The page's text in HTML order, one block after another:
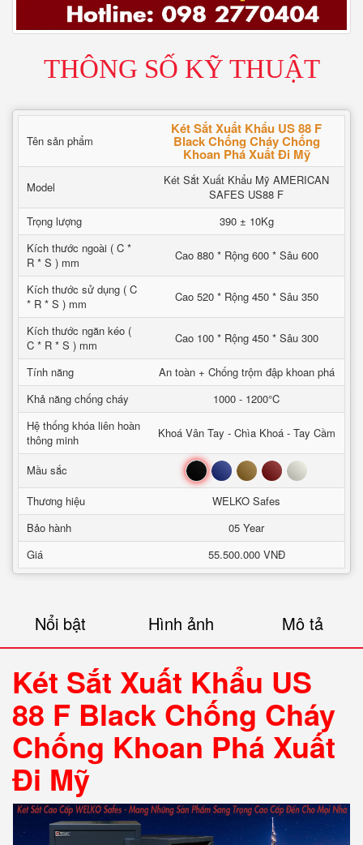
THÔNG SỐ KỸ THUẬT
Tên sản phẩm
Két Sắt Xuất Khẩu US 88 F
Black Chống Cháy Chống
Khoan Phá Xuất Đi Mỹ
Model
Két Sắt Xuất Khẩu Mỹ AMERICAN
SAFES US88 F
Trọng lượng
390 ± 10Kg
Kích thước ngoài ( C *
R * S ) mm
Cao 880 * Rộng 600 * Sâu 600
Kích thước sử dụng ( C
* R * S ) mm
Cao 520 * Rộng 450 * Sâu 350
Kích thước ngăn kéo (
C * R * S ) mm
Cao 100 * Rộng 450 * Sâu 300
Tính năng
An toàn + Chống trộm đập khoan phá
Khả năng chống cháy
1000 - 1200°C
Hệ thống khóa liên hoàn
thông minh
Khoá Vân Tay - Chìa Khoá - Tay Cầm
Mầu sắc Đen Xanh Nâu Đỏ Trắng
Thương hiệu
WELKO Safes
Bảo hành
05 Year
Giá
55.500.000 VNĐ
Nổi bật Hình ảnh Mô tả
Két Sắt Xuất Khẩu US
88 F Black Chống Cháy
Chống Khoan Phá Xuất
Đi Mỹ